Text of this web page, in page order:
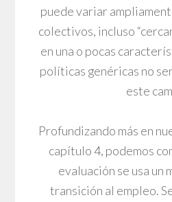
puede variar
colectivos, incluso
en una o pocas
políticas genéricas no
este
Profundizando más en
capítulo 4, podemos
evaluación se usa un
transición al empleo.